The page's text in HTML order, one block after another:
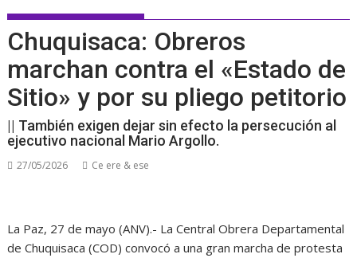
Chuquisaca: Obreros
marchan contra el «Estado de
Sitio» y por su pliego petitorio
|| También exigen dejar sin efecto la persecución al
ejecutivo nacional Mario Argollo.
27/05/2026 Ce ere & ese
La Paz, 27 de mayo (ANV).- La Central Obrera Departamental
de Chuquisaca (COD) convocó a una gran marcha de protesta